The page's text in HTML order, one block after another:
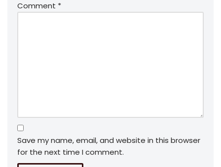
Comment *
Save my name, email, and website in this browser
for the next time I comment.